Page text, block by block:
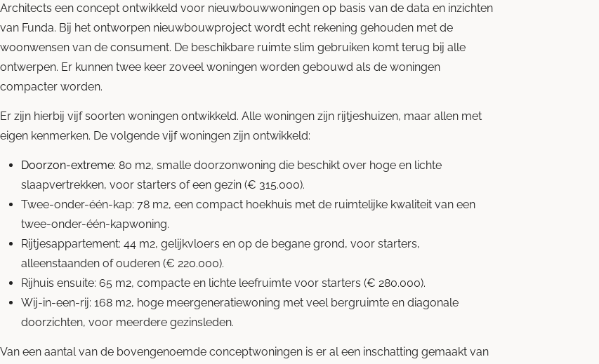
Architects een concept ontwikkeld voor nieuwbouwwoningen op basis van de data en inzichten
van Funda. Bij het ontworpen nieuwbouwproject wordt echt rekening gehouden met de
woonwensen van de consument. De beschikbare ruimte slim gebruiken komt terug bij alle
ontwerpen. Er kunnen twee keer zoveel woningen worden gebouwd als de woningen
compacter worden.
Er zijn hierbij vijf soorten woningen ontwikkeld. Alle woningen zijn rijtjeshuizen, maar allen met
eigen kenmerken. De volgende vijf woningen zijn ontwikkeld:
Doorzon-extreme: 80 m2, smalle doorzonwoning die beschikt over hoge en lichte
slaapvertrekken, voor starters of een gezin (€ 315.000).
Twee-onder-één-kap: 78 m2, een compact hoekhuis met de ruimtelijke kwaliteit van een
twee-onder-één-kapwoning.
Rijtjesappartement: 44 m2, gelijkvloers en op de begane grond, voor starters,
alleenstaanden of ouderen (€ 220.000).
Rijhuis ensuite: 65 m2, compacte en lichte leefruimte voor starters (€ 280.000).
Wij-in-een-rij: 168 m2, hoge meergeneratiewoning met veel bergruimte en diagonale
doorzichten, voor meerdere gezinsleden.
Van een aantal van de bovengenoemde conceptwoningen is er al een inschatting gemaakt van